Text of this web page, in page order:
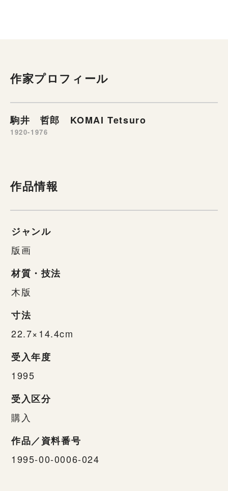
作家プロフィール
駒井 哲郎 KOMAI Tetsuro
1920-1976
作品情報
ジャンル
版画
材質・技法
木版
寸法
22.7×14.4cm
受入年度
1995
受入区分
購入
作品／資料番号
1995-00-0006-024